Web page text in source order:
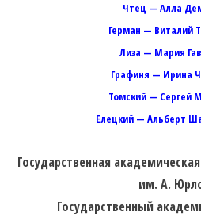
Чтец — Алла
Герман — Виталий
Лиза — Мария
Графиня — Ирина
Томский — Сергей
Елецкий — Альберт
Государственная
им. А.
Государственный